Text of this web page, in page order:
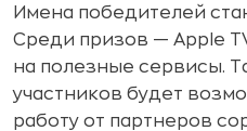
Имена победителей
Среди призов — Apple
на полезные сервисы.
участников будет
работу от партнеров